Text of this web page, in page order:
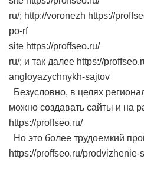
ru/; http://voronezh https://
po-rf
site https://proffseo.ru/
ru/; и так далее https://
angloyazychnykh-sajtov
Безусловно, в целях
можно создавать сайты и на
https://proffseo.ru/
Но это более трудоемкий
https://proffseo.ru/